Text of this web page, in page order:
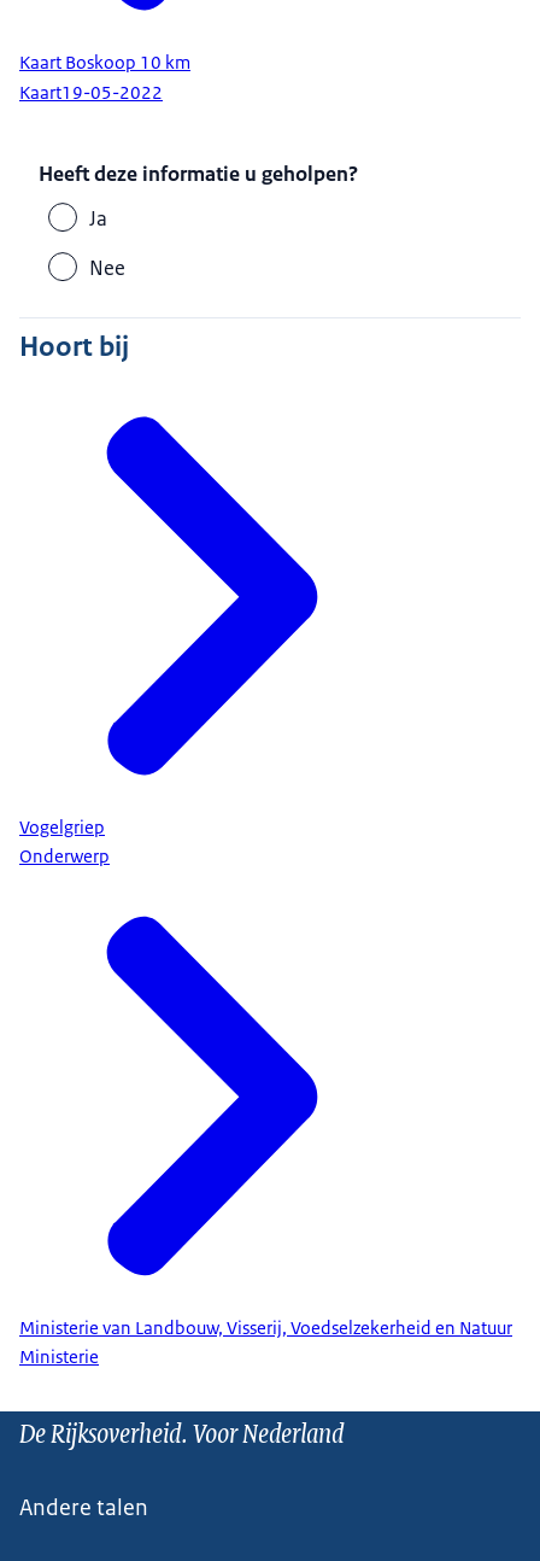
Kaart Boskoop 10 km
Kaart19-05-2022
Heeft deze informatie u geholpen?
Ja
Nee
Hoort bij
Vogelgriep
Onderwerp
Ministerie van Landbouw, Visserij, Voedselzekerheid en Natuur
Ministerie
De Rijksoverheid. Voor Nederland
Andere talen